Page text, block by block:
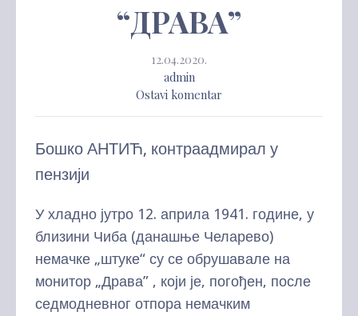
“ДРАВА”
12.04.2020.
admin
Ostavi komentar
Бошко АНТИЋ, контраадмирал у
пензији
У хладно јутро 12. априла 1941. године, у
близини Чиба (данашње Челарево)
немачке „штуке“ су се обрушавале на
монитор „Драва” , који је, погођен, после
седмодневног отпора немачким